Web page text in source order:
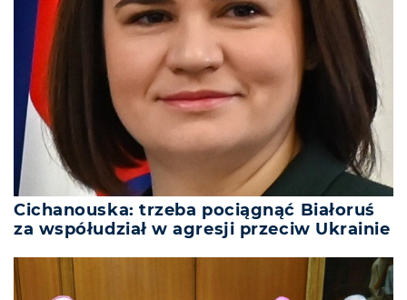
Cichanouska: trzeba pociągnąć Białoruś
za współudział w agresji przeciw Ukrainie